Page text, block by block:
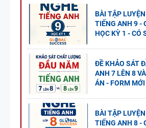
BÀI TẬP
TIẾNG ANH 9 -
HỌC KỲ 1 - CÓ
ĐỀ KHẢO SÁT
ANH 7 LÊN 8
ÁN - FORM MỚI
BÀI TẬP
TIẾNG ANH 8 -